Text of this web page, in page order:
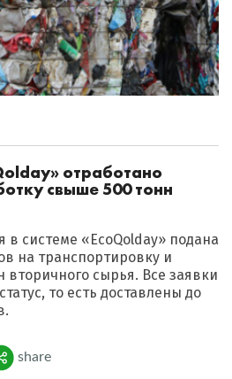
отработано
свыше 500 тонн
в системе «EcoQolday» подана
на транспортировку и
вторичного сырья. Все заявки
то есть доставлены до
Поделиться
share